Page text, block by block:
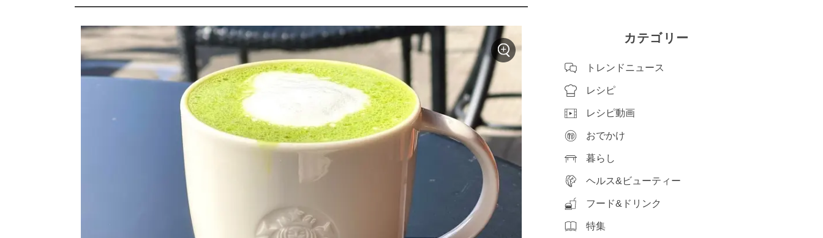
カテゴリー
トレンドニュース
レシピ
レシピ動画
おでかけ
暮らし
ヘルス&ビューティー
フード&ドリンク
特集